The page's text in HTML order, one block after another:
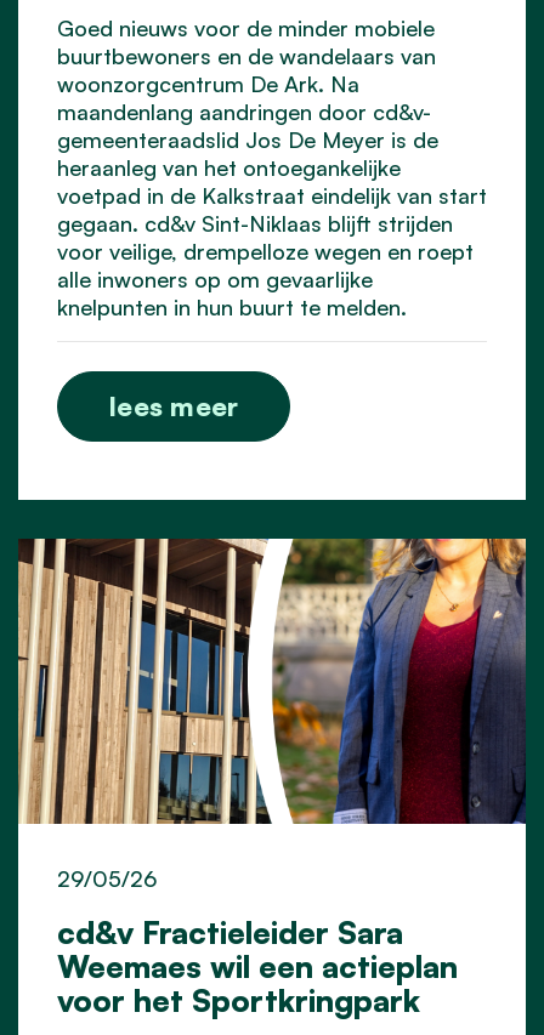
Goed nieuws voor de minder mobiele
buurtbewoners en de wandelaars van
woonzorgcentrum De Ark. Na
maandenlang aandringen door cd&v-
gemeenteraadslid Jos De Meyer is de
heraanleg van het ontoegankelijke
voetpad in de Kalkstraat eindelijk van start
gegaan. cd&v Sint-Niklaas blijft strijden
voor veilige, drempelloze wegen en roept
alle inwoners op om gevaarlijke
knelpunten in hun buurt te melden.
lees meer
cd&v Fractieleider Sara
Weemaes wil een actieplan
voor het Sportkringpark
29/05/26